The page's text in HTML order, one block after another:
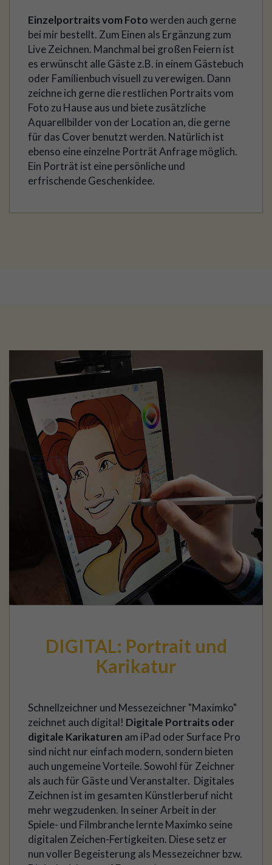
Einzelportraits vom Fotowerden auch gerne
bei mir bestellt. Zum Einen als Ergänzung zum
Live Zeichnen. Manchmal bei großen Feiern ist
es erwünscht alle Gäste z.B. in einem Gästebuch
oder Familienbuch visuell zu verewigen. Dann
zeichne ich gerne die restlichen Portraits vom
Foto zu Hause aus und biete zusätzliche
Aquarellbilder von der Location an, die gerne
für das Cover benutzt werden. Natürlich ist
ebenso eine einzelne Porträt Anfrage möglich.
Ein Porträt ist eine persönliche und
erfrischende Geschenkidee.
DIGITAL: Portrait und
Karikatur
Schnellzeichner und Messezeichner "Maximko"
zeichnet auch digital! Digitale Portraits oder
digitale Karikaturen am iPad oder Surface Pro
sind nicht nur einfach modern, sondern bieten
auch ungemeine Vorteile. Sowohl für Zeichner
als auch für Gäste und Veranstalter. Digitales
Zeichnen ist im gesamten Künstlerberuf nicht
mehr wegzudenken. In seiner Arbeit in der
Spiele- und Filmbranche lernte Maximko seine
digitalen Zeichen-Fertigkeiten. Diese setz er
nun voller Begeisterung als Messezeichner bzw.